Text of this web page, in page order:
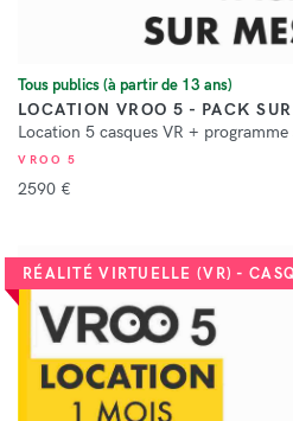
Tous publics (à partir de 13 ans)
LOCATION VROO 5 - PACK
Location 5 casques VR +
VROO 5
2590 €
RÉALITÉ VIRTUELLE (VR) -